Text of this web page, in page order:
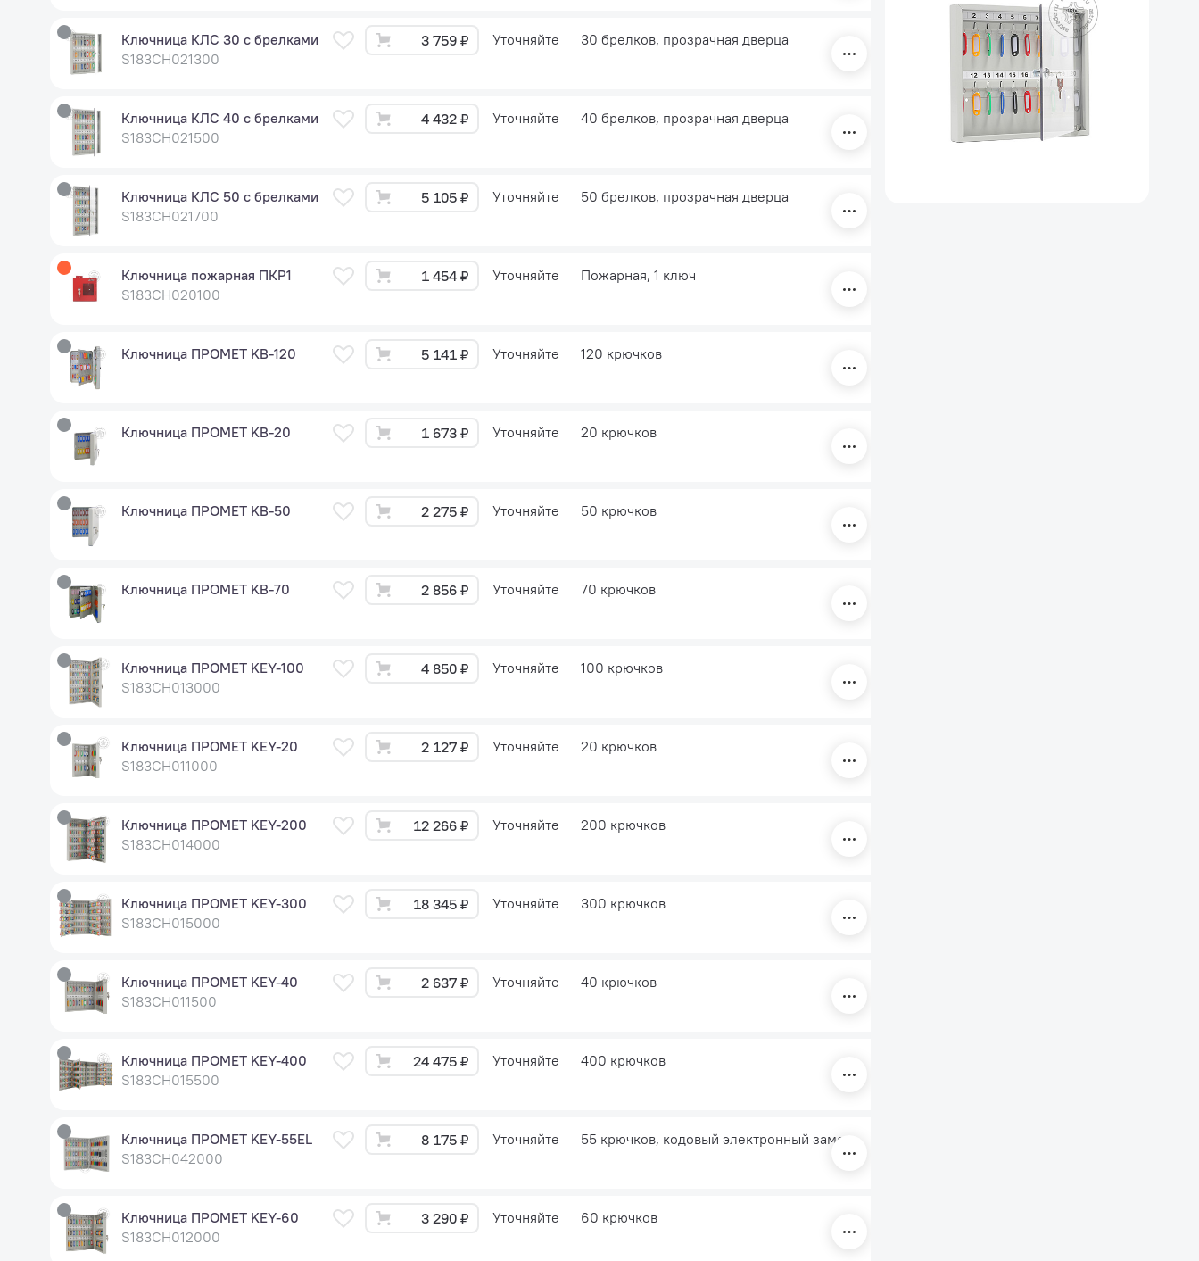
Ключница КЛС 30 с брелками
S183CH021300
3 759 ₽ Уточняйте 30 брелков, прозрачная дверца
Ключница КЛС 40 с брелками
S183CH021500
4 432 ₽ Уточняйте 40 брелков, прозрачная дверца
Ключница КЛС 50 с брелками
S183CH021700
5 105 ₽ Уточняйте 50 брелков, прозрачная дверца
Ключница пожарная ПКР1
S183CH020100
1 454 ₽ Уточняйте Пожарная, 1 ключ
Ключница ПРОМЕТ KB-120 5 141 ₽ Уточняйте 120 крючков
Ключница ПРОМЕТ KB-20 1 673 ₽ Уточняйте 20 крючков
Ключница ПРОМЕТ KB-50 2 275 ₽ Уточняйте 50 крючков
Ключница ПРОМЕТ KB-70 2 856 ₽ Уточняйте 70 крючков
Ключница ПРОМЕТ KEY-100
S183CH013000
4 850 ₽ Уточняйте 100 крючков
Ключница ПРОМЕТ KEY-20
S183CH011000
2 127 ₽ Уточняйте 20 крючков
Ключница ПРОМЕТ KEY-200
S183CH014000
12 266 ₽ Уточняйте 200 крючков
Ключница ПРОМЕТ KEY-300
S183CH015000
18 345 ₽ Уточняйте 300 крючков
Ключница ПРОМЕТ KEY-40
S183CH011500
2 637 ₽ Уточняйте 40 крючков
Ключница ПРОМЕТ KEY-400
S183CH015500
24 475 ₽ Уточняйте 400 крючков
Ключница ПРОМЕТ KEY-55EL
S183CH042000
8 175 ₽ Уточняйте 55 крючков, кодовый электронный замок
Ключница ПРОМЕТ KEY-60
S183CH012000
3 290 ₽ Уточняйте 60 крючков